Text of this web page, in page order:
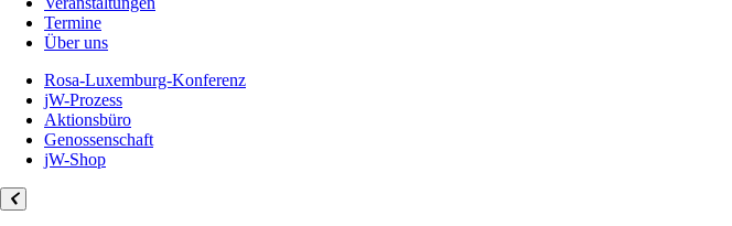
Termine
Über uns
Rosa-Luxemburg-Konferenz
jW-Prozess
Aktionsbüro
Genossenschaft
jW-Shop